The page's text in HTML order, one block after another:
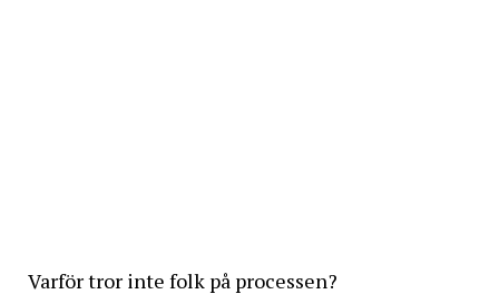
Varför tror inte folk på processen?